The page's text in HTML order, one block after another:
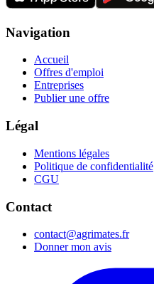
Navigation
Accueil
Offres d'emploi
Entreprises
Publier une offre
Légal
Mentions légales
Politique de confidentialité
CGU
Contact
contact@agrimates.fr
Donner mon avis